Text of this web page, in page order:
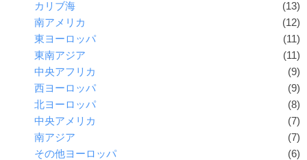
カリブ海
(13)
南アメリカ
(12)
東ヨーロッパ
(11)
東南アジア
(11)
中央アフリカ
(9)
西ヨーロッパ
(9)
北ヨーロッパ
(8)
中央アメリカ
(7)
南アジア
(7)
その他ヨーロッパ
(6)